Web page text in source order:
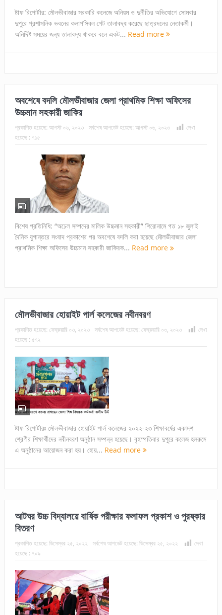
ষ্টাফ রিপোর্টার: মৌলভীবাজার সরকারি কলেজে অনিয়ম ও দুর্নীতির অভিযোগে সোমবার
দুপুরে প্রশাসনিক ভবনের কলাপসিবল গেট তালাবদ্ধ করেছে ছাত্রদলের নেতাকর্মী।
অনির্দিষ্ট সময়ের জন্য তালাবদ্ধ থাকবে বলে একট... Read more
অবশেষে বদলি মৌলভীবাজার জেলা প্রাথমিক শিক্ষা অফিসের
উচ্চমান সহকারী জাকির
প্রকাশিত হয়েছে: আগস্ট ০৬, ২০২৩ সর্বশেষ আপডেট হয়েছে: আগস্ট ০৬, ২০২৩
দেখা
হয়েছে : ৭১৫
বিশেষ প্রতিনিধি: “অঢেল সম্পদের মালিক উচ্চমান সহকারী” শিরোনামে গত ১৮ জুলাই
দৈনিক যুগান্তরে সংবাদ প্রকাশের পর অবশেষে বদলি করা হয়েছে মৌলভীবাজার জেলা
প্রাথমিক শিক্ষা অফিসের উচ্চমান সহকারী জাকিরক... Read more
মৌলভীবাজার হোয়াইট পার্ল কলেজের নবীনবরণ
প্রকাশিত হয়েছে: ফেব্রুয়ারি ০৩, ২০২৩ সর্বশেষ আপডেট হয়েছে: ফেব্রুয়ারি ০৩, ২০২৩
দেখা
হয়েছে : ৫৭২
ষ্টাফ রিপোর্টারঃ মৌলভীবাজার হোয়াইট পার্ল কলেজের ২০২২-২৩ শিক্ষাবর্ষের একাদশ
শ্রেণীর শিক্ষার্থীদের নবীনবরণ অনুষ্ঠান সম্পন্ন হয়েছে। বৃহস্পতিবার দুপুরে কলেজ হলরুমে
এ অনুষ্ঠানের আয়োজন করা হয়। হোয়... Read more
আটঘর উচ্চ বিদ্যালয়ে বার্ষিক পরীক্ষার ফলাফল প্রকাশ ও পুরষ্কার
বিতরণ
প্রকাশিত হয়েছে: ডিসেম্বর ২৫, ২০২২ সর্বশেষ আপডেট হয়েছে: ডিসেম্বর ২৫, ২০২২
দেখা
হয়েছে : ৭০৯